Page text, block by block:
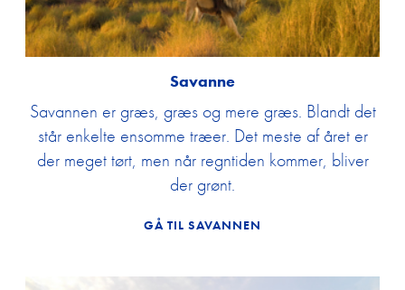
Savanne
Savannen er græs, græs og mere græs. Blandt det
står enkelte ensomme træer. Det meste af året er
der meget tørt, men når regntiden kommer, bliver
der grønt.
GÅ TIL SAVANNEN